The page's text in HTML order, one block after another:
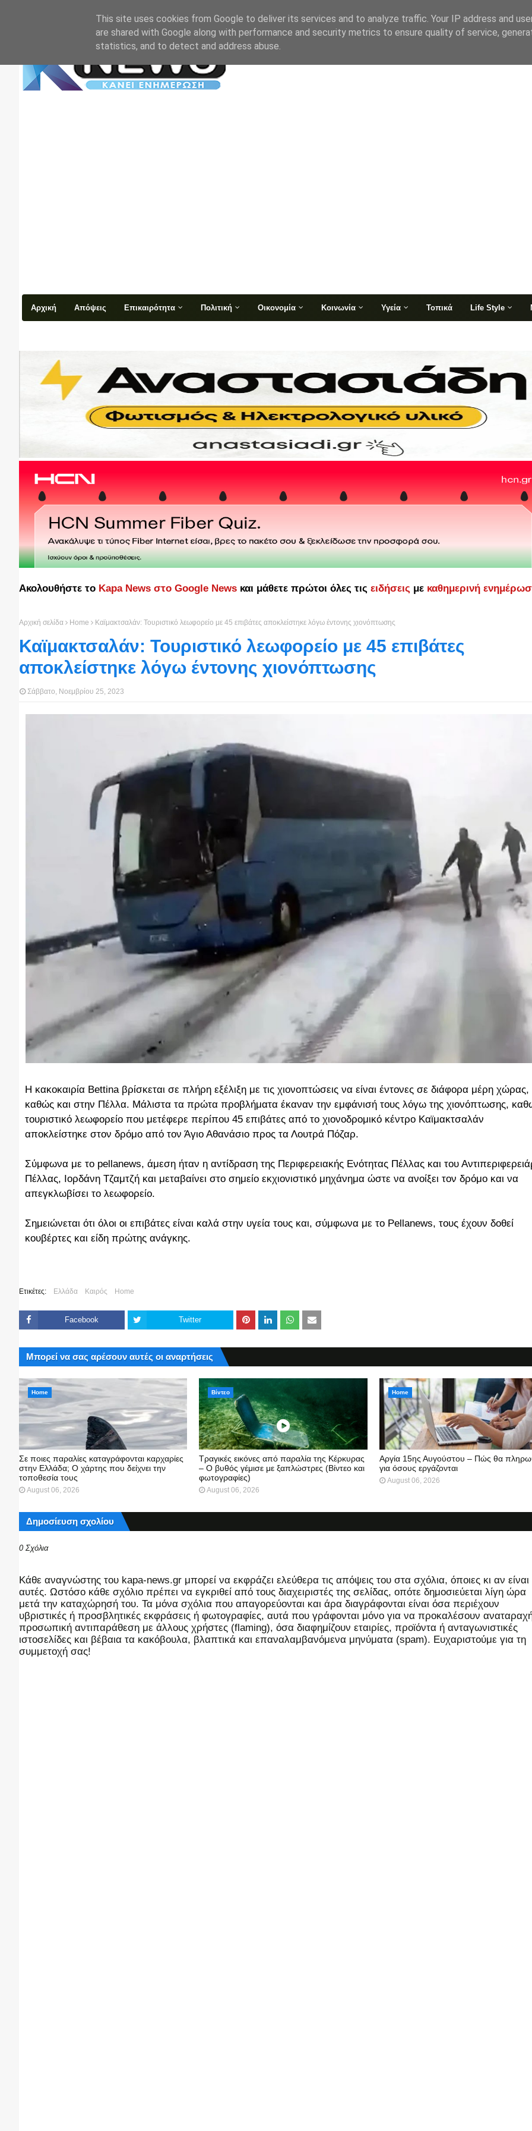
Αρχική Απόψεις Επικαιρότητα Πολιτική Οικονομία Κοινωνία Υγεία Τοπικά Life Style
Ακολουθήστε το Kapa News στο Google News και μάθετε πρώτοι όλες τις ειδήσεις με καθημερινή
Αρχική σελίδα Home Καϊμακτσαλάν: Τουριστικό λεωφορείο με 45 επιβάτες αποκλείστηκε λόγω έντονης χιονόπτωσης
Καϊμακτσαλάν: Τουριστικό λεωφορείο με 45 επιβάτες
αποκλείστηκε λόγω έντονης χιονόπτωσης
Σάββατο, Νοεμβρίου 25, 2023
Η κακοκαιρία Bettina βρίσκεται σε πλήρη εξέλιξη με τις χιονοπτώσεις να είναι έντονες σε διάφορα μέρη χώρας,
καθώς και στην Πέλλα. Μάλιστα τα πρώτα προβλήματα έκαναν την εμφάνισή τους λόγω της χιονόπτωσης,
τουριστικό λεωφορείο που μετέφερε περίπου 45 επιβάτες από το χιονοδρομικό κέντρο Καϊμακτσαλάν
αποκλείστηκε στον δρόμο από τον Άγιο Αθανάσιο προς τα Λουτρά Πόζαρ.
Σύμφωνα με το pellanews, άμεση ήταν η αντίδραση της Περιφερειακής Ενότητας Πέλλας και του
Πέλλας, Ιορδάνη Τζαμτζή και μεταβαίνει στο σημείο εκχιονιστικό μηχάνημα ώστε να ανοίξει τον δρόμο και να
απεγκλωβίσει το λεωφορείο.
Σημειώνεται ότι όλοι οι επιβάτες είναι καλά στην υγεία τους και, σύμφωνα με το Pellanews, τους έχουν δοθεί
κουβέρτες και είδη πρώτης ανάγκης.
Ετικέτες: Ελλάδα Καιρός Home
Facebook Twitter
Μπορεί να σας αρέσουν αυτές οι αναρτήσεις
Home
Σε ποιες παραλίες καταγράφονται καρχαρίες
στην Ελλάδα; Ο χάρτης που δείχνει την
τοποθεσία τους
August 06, 2026
Βίντεο
Τραγικές εικόνες από παραλία της Κέρκυρας
– Ο βυθός γέμισε με ξαπλώστρες (Βίντεο και
φωτογραφίες)
August 06, 2026
Home
Αργία 15ης Αυγούστου – Πώς θα
για όσους εργάζονται
August 06, 2026
Δημοσίευση σχολίου
0 Σχόλια
Kάθε αναγνώστης του kapa-news.gr μπορεί να εκφράζει ελεύθερα τις απόψεις του στα σχόλια, όποιες κι αν είναι
αυτές. Ωστόσο κάθε σχόλιο πρέπει να εγκριθεί από τους διαχειριστές της σελίδας, οπότε δημοσιεύεται λίγη ώρα
μετά την καταχώρησή του. Τα μόνα σχόλια που απαγορεύονται και άρα διαγράφονται είναι όσα περιέχουν
υβριστικές ή προσβλητικές εκφράσεις ή φωτογραφίες, αυτά που γράφονται μόνο για να προκαλέσουν
προσωπική αντιπαράθεση με άλλους χρήστες (flaming), όσα διαφημίζουν εταιρίες, προϊόντα ή ανταγωνιστικές
ιστοσελίδες και βέβαια τα κακόβουλα, βλαπτικά και επαναλαμβανόμενα μηνύματα (spam). Ευχαριστούμε για τη
συμμετοχή σας!
This site uses cookies from Google to deliver its services and to analyze traffic. Your IP address and
are shared with Google along with performance and security metrics to ensure quality of service,
statistics, and to detect and address abuse.